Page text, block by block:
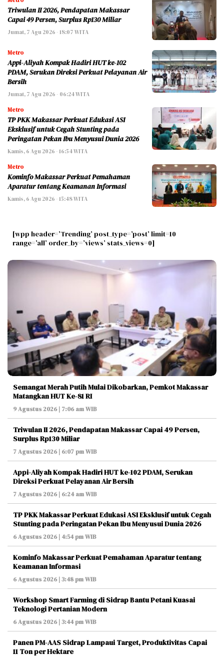
Triwulan II 2026, Pendapatan Makassar
Capai 49 Persen, Surplus Rp130 Miliar
Jumat, 7 Agu 2026 - 18:07 WITA
Metro
Appi-Aliyah Kompak Hadiri HUT ke-102
PDAM, Serukan Direksi Perkuat Pelayanan Air
Bersih
Jumat, 7 Agu 2026 - 06:24 WITA
Metro
TP PKK Makassar Perkuat Edukasi ASI
Eksklusif untuk Cegah Stunting pada
Peringatan Pekan Ibu Menyusui Dunia 2026
Kamis, 6 Agu 2026 - 16:54 WITA
Metro
Kominfo Makassar Perkuat Pemahaman
Aparatur tentang Keamanan Informasi
Kamis, 6 Agu 2026 - 15:48 WITA
[wpp header=’Trending’ post_type=’post’ limit=10
range=’all’ order_by=’views’ stats_views=0]
Semangat Merah Putih Mulai Dikobarkan, Pemkot Makassar
Matangkan HUT Ke-81 RI
9 Agustus 2026 | 7:06 am WIB
Triwulan II 2026, Pendapatan Makassar Capai 49 Persen,
Surplus Rp130 Miliar
7 Agustus 2026 | 6:07 pm WIB
Appi-Aliyah Kompak Hadiri HUT ke-102 PDAM, Serukan
Direksi Perkuat Pelayanan Air Bersih
7 Agustus 2026 | 6:24 am WIB
TP PKK Makassar Perkuat Edukasi ASI Eksklusif untuk Cegah
Stunting pada Peringatan Pekan Ibu Menyusui Dunia 2026
6 Agustus 2026 | 4:54 pm WIB
Kominfo Makassar Perkuat Pemahaman Aparatur tentang
Keamanan Informasi
6 Agustus 2026 | 3:48 pm WIB
Workshop Smart Farming di Sidrap Bantu Petani Kuasai
Teknologi Pertanian Modern
6 Agustus 2026 | 3:44 pm WIB
Panen PM-AAS Sidrap Lampaui Target, Produktivitas Capai
11 Ton per Hektare